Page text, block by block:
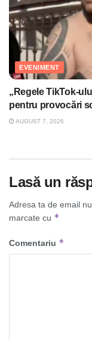
EVENIMENT
„Regele TikTok-
pentru provocări
AUGUST 7, 2026
Lasă un
Adresa ta de email
marcate cu *
Comentariu *